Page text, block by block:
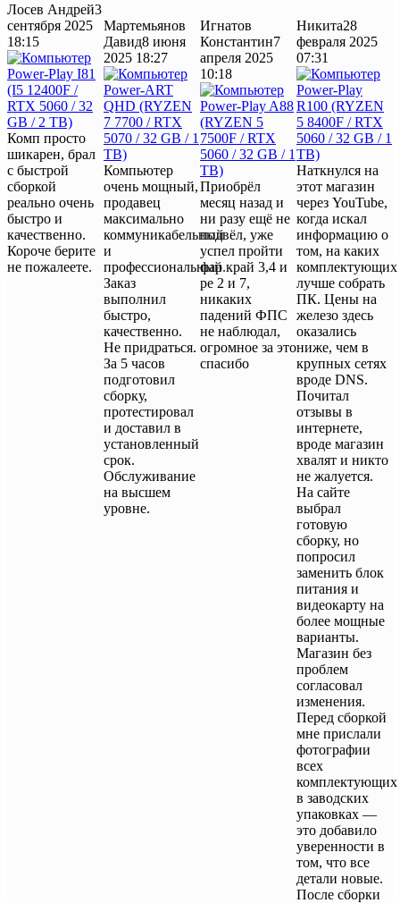
Лосев Андрей3
сентября 2025
18:15
Комп просто
шикарен, брал
с быстрой
сборкой
реально очень
быстро и
качественно.
Короче берите
не пожалеете.
Мартемьянов
Давид8 июня
2025 18:27
Компьютер
очень мощный,
продавец
максимально
коммуникабельный
и
профессиональный.
Заказ
выполнил
быстро,
качественно.
Не придраться.
За 5 часов
подготовил
сборку,
протестировал
и доставил в
установленный
срок.
Обслуживание
на высшем
уровне.
Игнатов
Константин7
апреля 2025
10:18
Приобрёл
месяц назад и
ни разу ещё не
подвёл, уже
успел пройти
фар край 3,4 и
ре 2 и 7,
никаких
падений ФПС
не наблюдал,
огромное за это
спасибо
Никита28
февраля 2025
07:31
Наткнулся на
этот магазин
через YouTube,
когда искал
информацию о
том, на каких
комплектующих
лучше собрать
ПК. Цены на
железо здесь
оказались
ниже, чем в
крупных сетях
вроде DNS.
Почитал
отзывы в
интернете,
вроде магазин
хвалят и никто
не жалуется.
На сайте
выбрал
готовую
сборку, но
попросил
заменить блок
питания и
видеокарту на
более мощные
варианты.
Магазин без
проблем
согласовал
изменения.
Перед сборкой
мне прислали
фотографии
всех
комплектующих
в заводских
упаковках —
это добавило
уверенности в
том, что все
детали новые.
После сборки